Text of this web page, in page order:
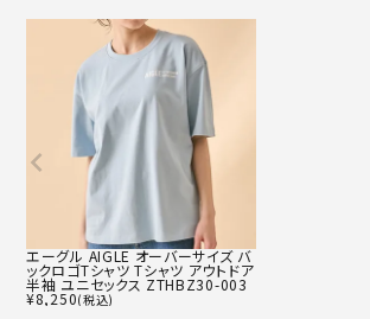
エーグル AIGLE オーバーサイズ バ
ックロゴTシャツ Tシャツ アウトドア
半袖 ユニセックス ZTHBZ30-003
¥8,250(税込)